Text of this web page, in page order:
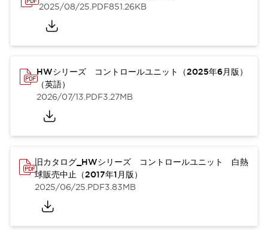
2025/08/25.PDF851.26KB
HWシリーズ コントロールユニット（2025年6月版）
（英語）
2026/07/13.PDF3.27MB
旧カタログ_HWシリーズ コントロールユニット 白熱
球販売中止（2017年1月版）
2025/06/25.PDF3.83MB